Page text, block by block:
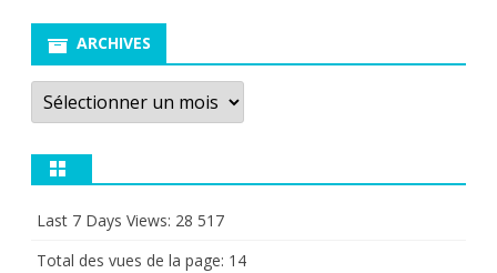
ARCHIVES
Archives
Last 7 Days Views: 28 517
Total des vues de la page: 14